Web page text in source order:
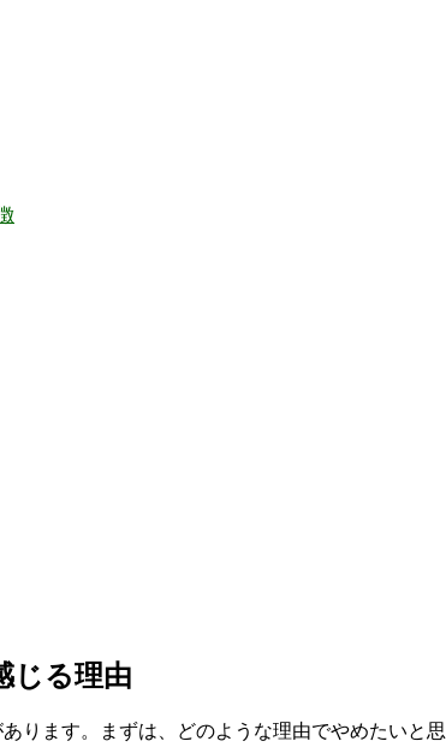
じる理由
ります。まずは、どのような理由でやめたいと